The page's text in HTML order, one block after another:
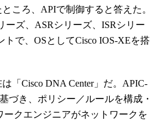
ところ、APIで制御すると答えた。
ーズ、ASRシリーズ、ISRシリー
で、OSとしてCisco IOS-XEを搭
「Cisco DNA Center」だ。APIC-
づき、ポリシー／ルールを構成・
クエンジニアがネットワークを